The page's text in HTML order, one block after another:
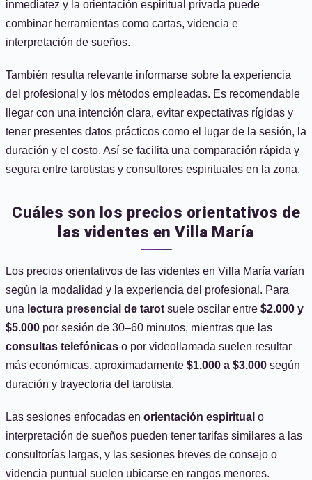
inmediatez y la orientación espiritual privada puede
combinar herramientas como cartas, videncia e
interpretación de sueños.
También resulta relevante informarse sobre la experiencia
del profesional y los métodos empleadas. Es recomendable
llegar con una intención clara, evitar expectativas rígidas y
tener presentes datos prácticos como el lugar de la sesión, la
duración y el costo. Así se facilita una comparación rápida y
segura entre tarotistas y consultores espirituales en la zona.
Cuáles son los precios orientativos de
las videntes en Villa María
Los precios orientativos de las videntes en Villa María varían
según la modalidad y la experiencia del profesional. Para
una lectura presencial de tarot suele oscilar entre $2.000 y
$5.000 por sesión de 30–60 minutos, mientras que las
consultas telefónicas o por videollamada suelen resultar
más económicas, aproximadamente $1.000 a $3.000 según
duración y trayectoria del tarotista.
Las sesiones enfocadas en orientación espiritual o
interpretación de sueños pueden tener tarifas similares a las
consultorías largas, y las sesiones breves de consejo o
videncia puntual suelen ubicarse en rangos menores.